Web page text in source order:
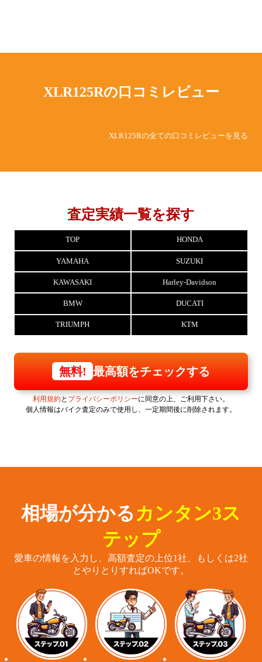
XLR125Rの 口コミレビュー
XLR125Rの全ての口コミレビューを見る
査定実績一覧を探す
TOP HONDA
YAMAHA SUZUKI
KAWASAKI Harley-Davidson
BMW DUCATI
TRIUMPH KTM
無料! 最高額をチェックする
利用規約と プライバシーポリシーに同意の上、ご利用下さい。
個人情報はバイク査定のみで使用し、一定期間後に削除されます。
相場が分かる カンタン3ス
テップ
愛車の情報を入力し、高額査定の上位1社、もしくは2社
とやりとりすればOKです。